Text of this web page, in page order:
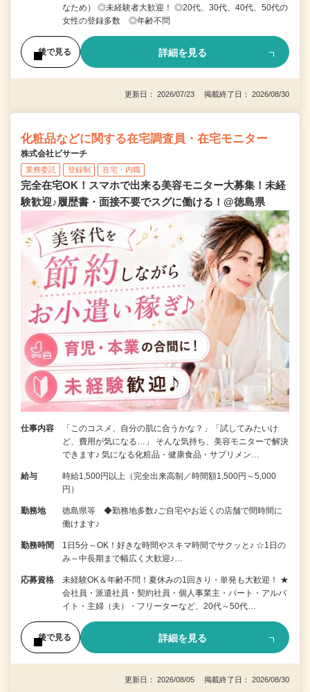
なため） ◎未経験者大歓迎！ ◎20代、30代、40代、50代の
女性の登録多数 ◎年齢不問
後で見る 詳細を見る
更新日： 2026/07/23 掲載終了日： 2026/08/30
化粧品などに関する在宅調査員・在宅モニター
株式会社ビサーチ
業務委託 登録制 在宅・内職
完全在宅OK！スマホで出来る美容モニター大募集！未経
験歓迎♪履歴書・面接不要でスグに働ける！@徳島県
仕事内容
「このコスメ、自分の肌に合うかな？」「試してみたいけ
ど、費用が気になる…」 そんな気持ち、美容モニターで解決
できます♪ 気になる化粧品・健康食品・サプリメン…
給与
時給1,500円以上（完全出来高制／時間額1,500円～5,000
円）
勤務地
徳島県等 ◆勤務地多数♪ご自宅やお近くの店舗で間時間に
働けます♪
勤務時間
1日5分～OK！好きな時間やスキマ時間でサクッと♪ ☆1日の
み～中長期まで幅広く大歓迎♪…
応募資格
未経験OK＆年齢不問！夏休みの1回きり・単発も大歓迎！ ★
会社員・派遣社員・契約社員・個人事業主・パート・アルバ
イト・主婦（夫）・フリーターなど、20代～50代…
後で見る 詳細を見る
更新日： 2026/08/05 掲載終了日： 2026/08/30